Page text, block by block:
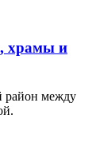
храмы и
район между